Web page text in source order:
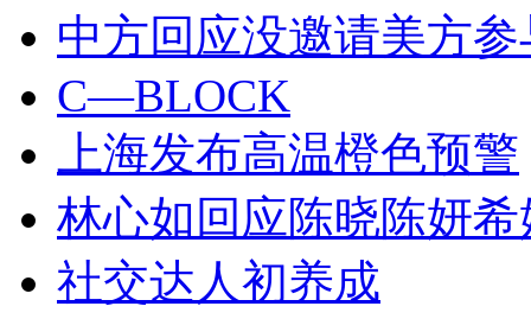
中方回应没邀请美方
C—BLOCK
上海发布高温橙色预警
林心如回应陈晓陈妍
社交达人初养成